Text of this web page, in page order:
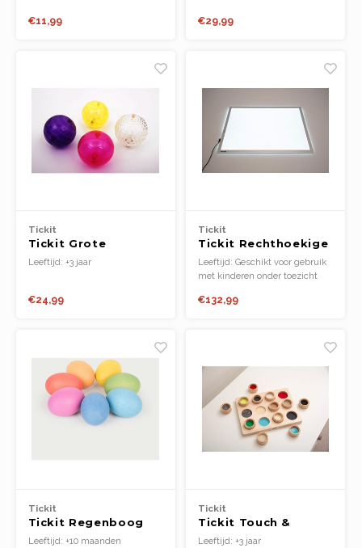
€11,99 €29,99
Tickit
Tickit Grote
Getextureerde
Ballenset
Leeftijd: +3 jaar
€24,99
Tickit
Tickit Rechthoekige
lichtpanelen A2
Leeftijd: Geschikt voor gebruik
met kinderen onder toezicht
€132,99
Tickit
Tickit Regenboog
Houten Eieren
Leeftijd: +10 maanden
Tickit
Tickit Touch &
Match-bord
Leeftijd: +3 jaar